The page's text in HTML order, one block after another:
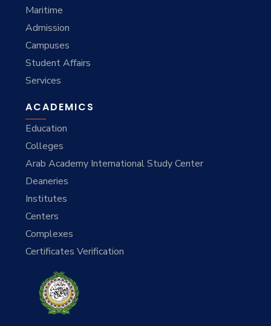
Maritime
Admission
Campuses
Student Affairs
Services
ACADEMICS
Education
Colleges
Arab Academy International Study Center
Deaneries
Institutes
Centers
Complexes
Certificates Verification